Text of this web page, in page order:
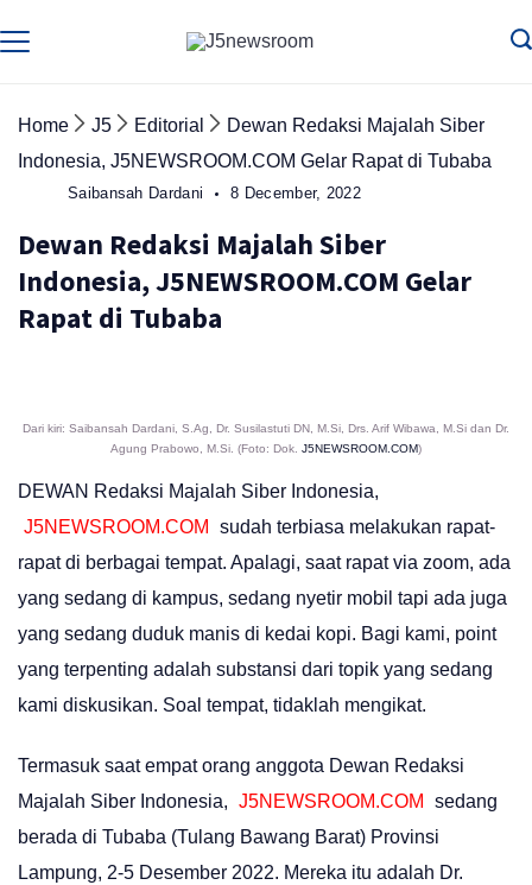
to
Home J5 Editorial
Dewan Redaksi Majalah Siber
Indonesia, J5NEWSROOM.COM Gelar Rapat di Tubaba
Saibansah Dardani 8 December, 2022
Dewan Redaksi Majalah Siber
Indonesia, J5NEWSROOM.COM Gelar
Rapat di Tubaba
Dari kiri: Saibansah Dardani, S.Ag, Dr. Susilastuti DN, M.Si, Drs. Arif Wibawa, M.Si dan Dr.
Agung Prabowo, M.Si. (Foto: Dok. J5NEWSROOM.COM)
DEWAN Redaksi Majalah Siber Indonesia,
J5NEWSROOM.COM
sudah terbiasa melakukan rapat-
rapat di berbagai tempat. Apalagi, saat rapat via zoom, ada
yang sedang di kampus, sedang nyetir mobil tapi ada juga
yang sedang duduk manis di kedai kopi. Bagi kami, point
yang terpenting adalah substansi dari topik yang sedang
kami diskusikan. Soal tempat, tidaklah mengikat.
Termasuk saat empat orang anggota Dewan Redaksi
Majalah Siber Indonesia, J5NEWSROOM.COM
sedang
berada di Tubaba (Tulang Bawang Barat) Provinsi
Lampung, 2-5 Desember 2022. Mereka itu adalah Dr.